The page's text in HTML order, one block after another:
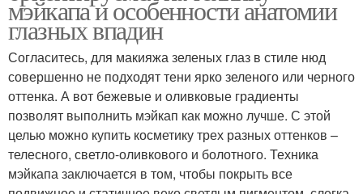
мэйкапа и особенности анатомии
глазных впадин
Согласитесь, для макияжа зеленых глаз в стиле нюд
совершенно не подходят тени ярко зеленого или черного
оттенка. А вот бежевые и оливковые градиенты
позволят выполнить мэйкап как можно лучше. С этой
целью можно купить косметику трех разных оттенков –
телесного, светло-оливкового и болотного. Техника
мэйкапа заключается в том, чтобы покрыть все